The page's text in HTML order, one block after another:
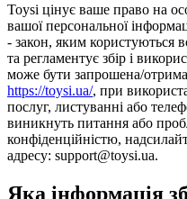
Toysi цінує ваше право на
вашої персональної
- закон, яким користуються
та регламентує збір і
може бути запрошена/
https://toysi.ua/, при
послуг, листуванні або
виникнуть питання або
конфіденційністю,
адресу: support@toysi.ua.
Яка інформація